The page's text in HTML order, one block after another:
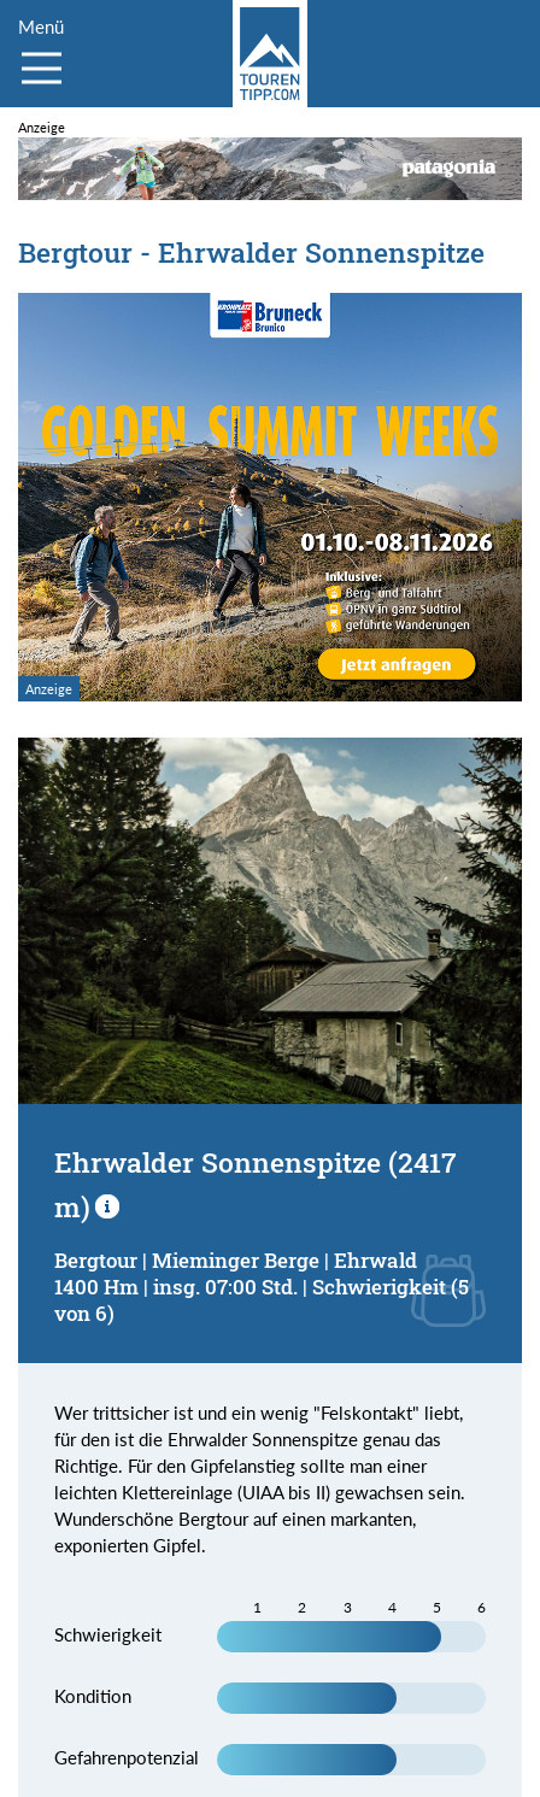
Menü
Bergtour - Ehrwalder Sonnenspitze
Ehrwalder Sonnenspitze (2417
m)
Bergtour | Mieminger Berge | Ehrwald
1400 Hm | insg. 07:00 Std. | Schwierigkeit (5
von 6)
Wer trittsicher ist und ein wenig "Felskontakt" liebt,
für den ist die Ehrwalder Sonnenspitze genau das
Richtige. Für den Gipfelanstieg sollte man einer
leichten Klettereinlage (UIAA bis II) gewachsen sein.
Wunderschöne Bergtour auf einen markanten,
exponierten Gipfel.
1 2 3 4 5 6
Schwierigkeit
Kondition
Gefahrenpotenzial